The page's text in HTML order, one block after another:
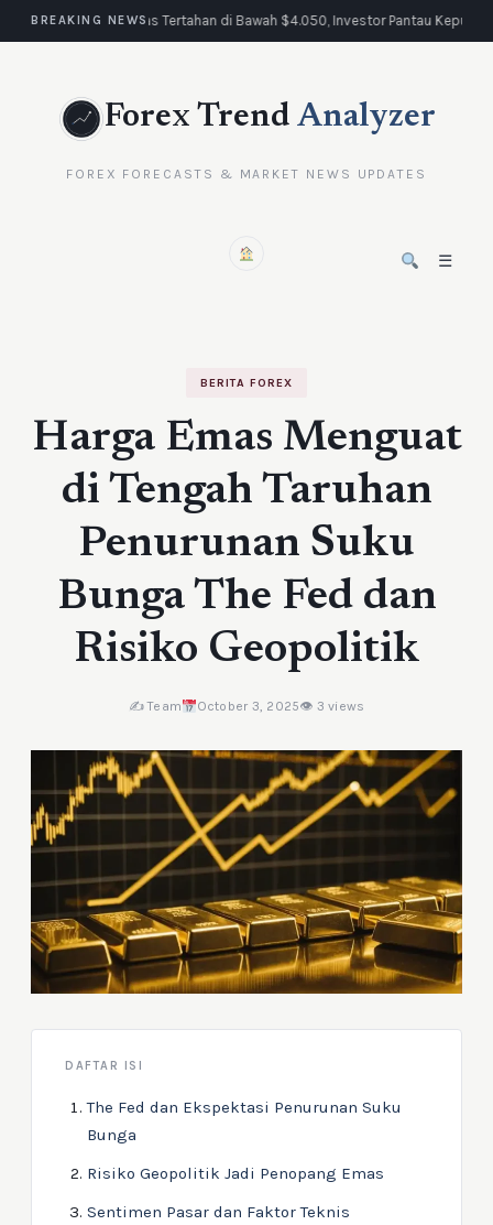
BREAKING NEWSEmas Tertahan di Bawah $4.050, Investor Pantau
Forex Trend Analyzer
FOREX FORECASTS & MARKET NEWS UPDATES
☰
BERITA FOREX
Harga Emas Menguat
di Tengah Taruhan
Penurunan Suku
Bunga The Fed dan
Risiko Geopolitik
✍️ Team October 3, 2025👁 3 views
DAFTAR ISI
The Fed dan Ekspektasi Penurunan Suku
Bunga
Risiko Geopolitik Jadi Penopang Emas
Sentimen Pasar dan Faktor Teknis